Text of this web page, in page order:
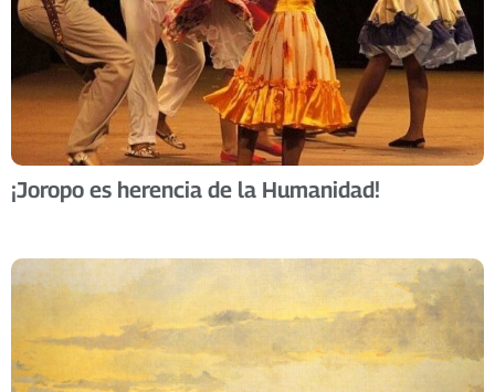
¡Joropo es herencia de la Humanidad!